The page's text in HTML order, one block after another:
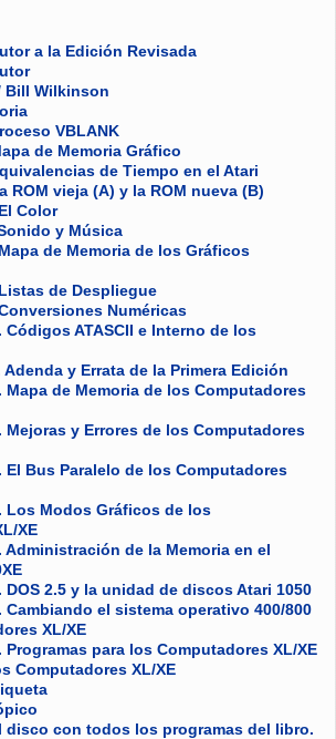
a la Edición Revisada
Bill Wilkinson
VBLANK
de Memoria Gráfico
de Tiempo en el Atari
ROM vieja (A) y la ROM nueva (B)
Color
y Música
de Memoria de los Gráficos
de Despliegue
Numéricas
Códigos ATASCII e Interno de los
Adenda y Errata de la Primera Edición
Mapa de Memoria de los Computadores
Mejoras y Errores de los Computadores
El Bus Paralelo de los Computadores
Los Modos Gráficos de los
XE
Administración de la Memoria en el
DOS 2.5 y la unidad de discos Atari 1050
Cambiando el sistema operativo 400/800
XL/XE
Programas para los Computadores XL/XE
Computadores XL/XE
disco con todos los programas del libro.